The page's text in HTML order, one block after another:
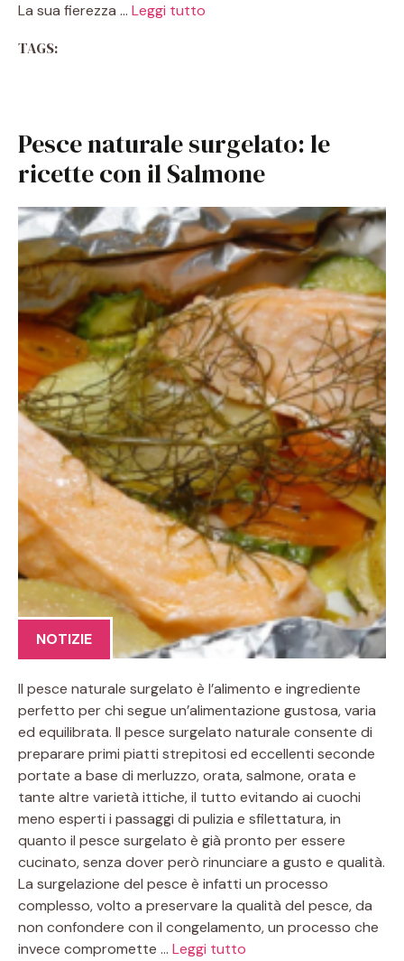
La sua fierezza … Leggi tutto
TAGS:
Pesce naturale surgelato: le
ricette con il Salmone
NOTIZIE
Il pesce naturale surgelato è l’alimento e ingrediente
perfetto per chi segue un’alimentazione gustosa, varia
ed equilibrata. Il pesce surgelato naturale consente di
preparare primi piatti strepitosi ed eccellenti seconde
portate a base di merluzzo, orata, salmone, orata e
tante altre varietà ittiche, il tutto evitando ai cuochi
meno esperti i passaggi di pulizia e sfilettatura, in
quanto il pesce surgelato è già pronto per essere
cucinato, senza dover però rinunciare a gusto e qualità.
La surgelazione del pesce è infatti un processo
complesso, volto a preservare la qualità del pesce, da
non confondere con il congelamento, un processo che
invece compromette … Leggi tutto